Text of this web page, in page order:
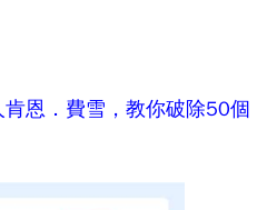
肯恩．費雪，教你破除50個